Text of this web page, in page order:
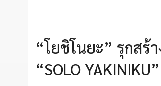
“โยชิโนยะ” รุกส
“SOLO